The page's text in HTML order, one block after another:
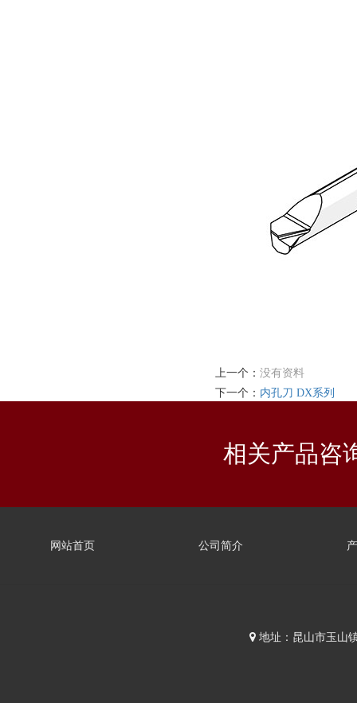
上一个： 没有资料
下一个： 内孔刀 DX系列
相关产品咨
网站首页 公司简介
地址：昆山市玉山